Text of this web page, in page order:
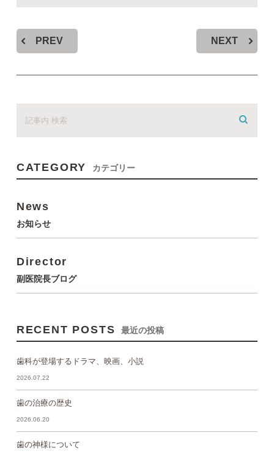
PREV NEXT
CATEGORY カテゴリー
News
お知らせ
Director
副医院長ブログ
RECENT POSTS 最近の投稿
歯科が登場するドラマ、映画、小説
2026.07.22
歯の治療の歴史
2026.06.20
歯の神様について